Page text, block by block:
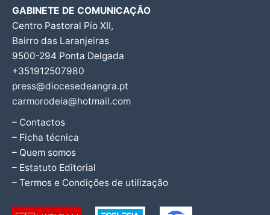
GABINETE DE COMUNICAÇÃO
Centro Pastoral Pio XII,
Bairro das Laranjeiras
9500-294 Ponta Delgada
+351912507980
press@diocesedeangra.pt
carmorodeia@hotmail.com
– Contactos
– Ficha técnica
– Quem somos
– Estatuto Editorial
– Termos e Condições de utilização